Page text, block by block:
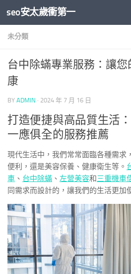
Skip to content
seo安太歲衝第一
未分類
台中除蟎專業服務：讓
康
BY ADMIN · 2024 年 7 月 16 日
打造便捷與高品質生活
一應俱全的服務推薦
現代生活中，我們常常面臨各種需求
便利，還是美容保養、健康衛生等。
車 、 台中除蟎 、 左營美容和三重機車
同需求而設計的，讓我們的生活更加